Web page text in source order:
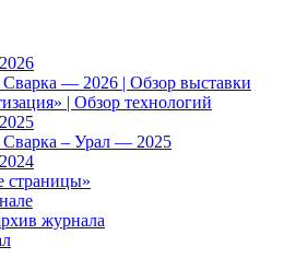
Сварка — 2026 | Обзор выставки
| Обзор технологий
Сварка – Урал — 2025
журнала